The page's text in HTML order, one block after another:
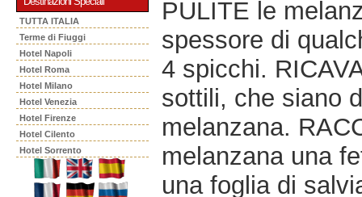
TUTTA ITALIA
Terme di Fiuggi
Hotel Napoli
Hotel Roma
Hotel Milano
Hotel Venezia
Hotel Firenze
Hotel Cilento
Hotel Sorrento
PULITE le
spessore di
4 spicchi.
sottili, che siano
melanzana.
melanzana una
una foglia di